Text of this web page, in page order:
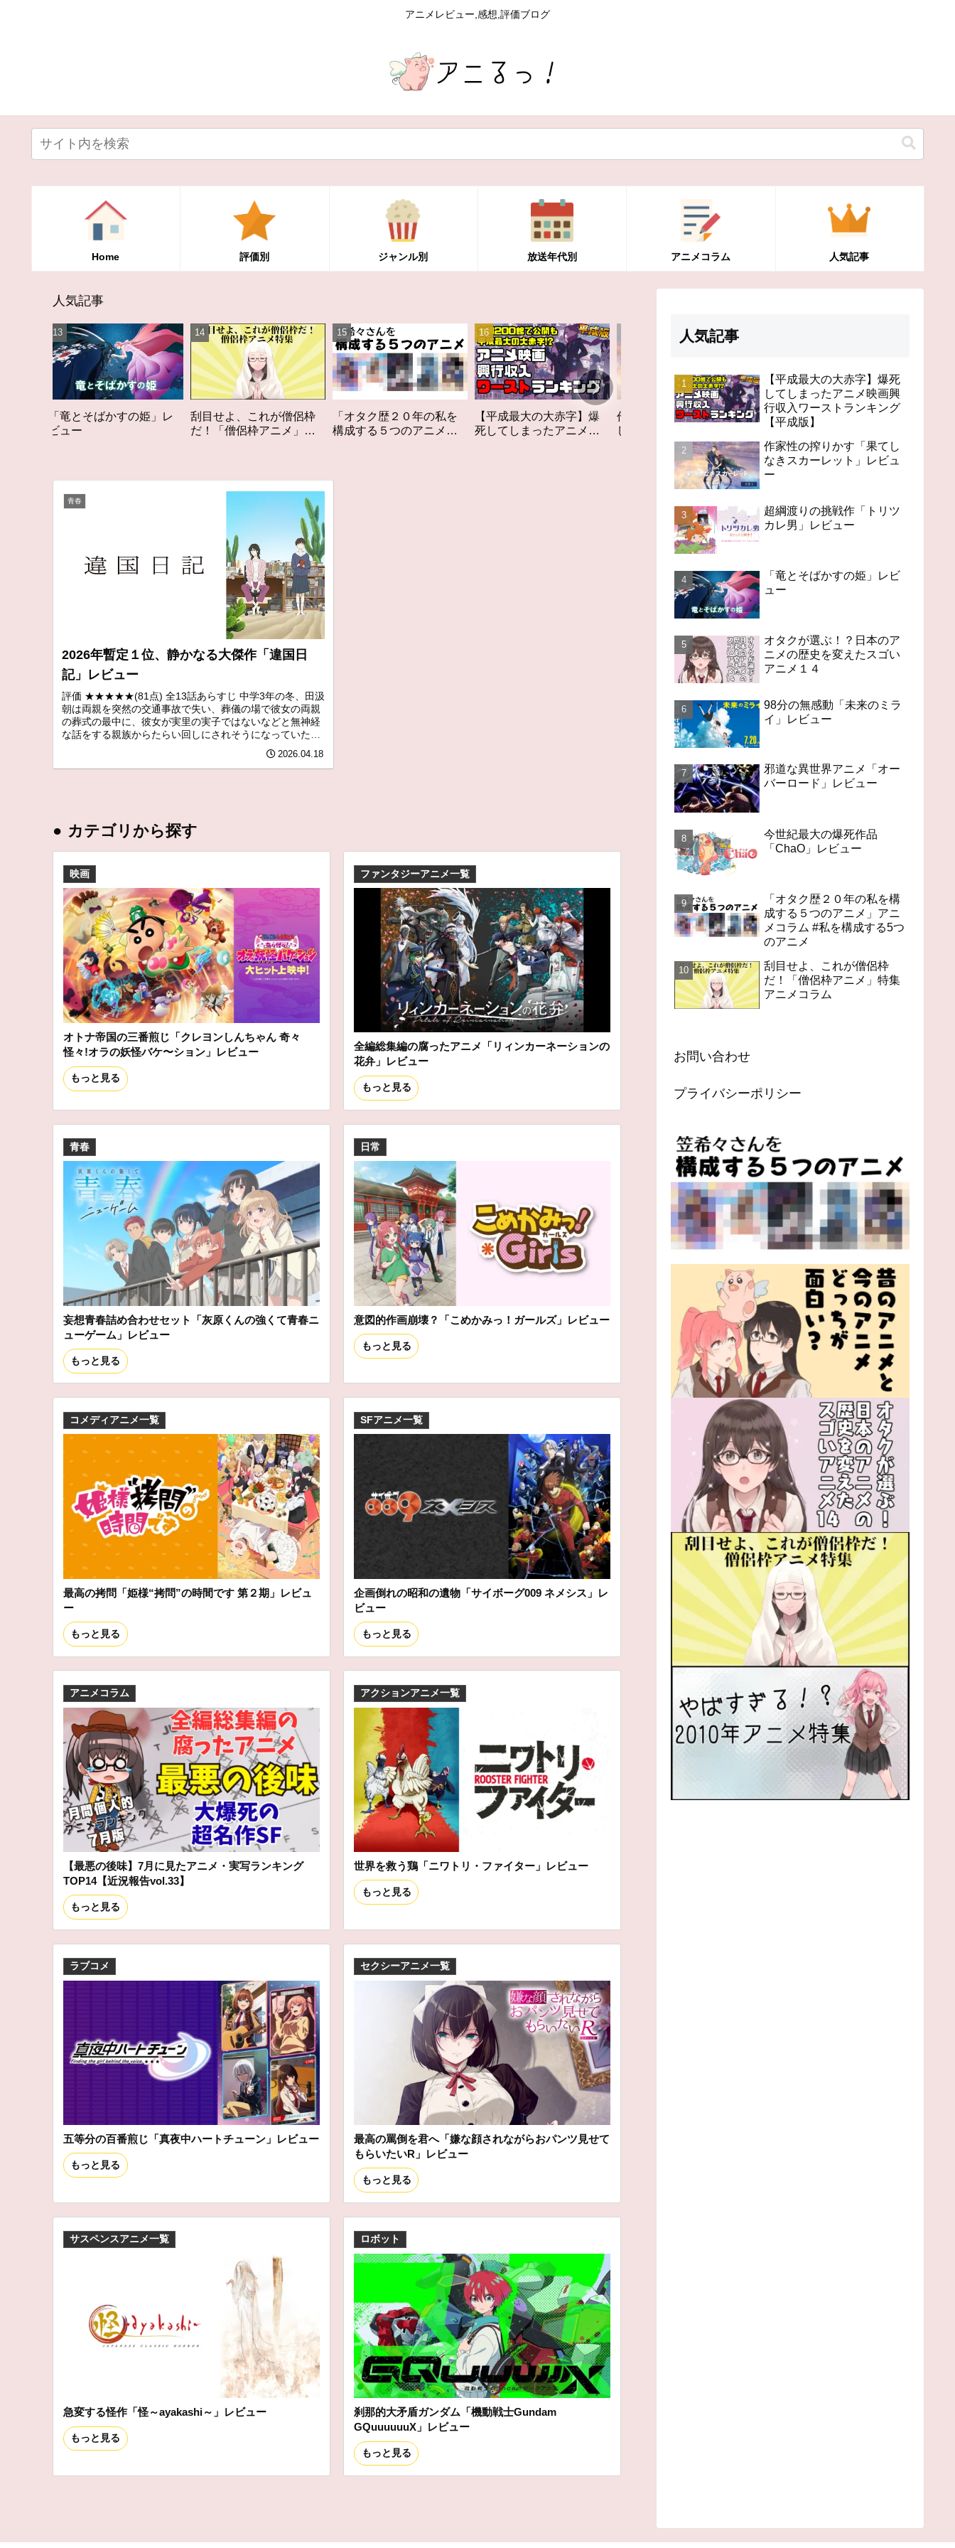
アニメレビュー,感想,評価ブログ
Home 評価別 ジャンル別 放送年代別 アニメコラム 人気記事
人気記事
刮目せよ、これが僧侶枠
だ！「僧侶枠アニメ」特
「オタク歴２０年の私を
構成する５つのアニメ」
【平成最大の大赤字】爆
死してしまったアニメ映
作家性の搾りかす「果て
しなきスカーレット」レ
98分の無感動「未来のミ
ライ」レビュー
オタクが選ぶ！？日本の
アニメの歴史を変えたス
ゴいアニメ１４
青春
2026年暫定１位、静かなる大傑作「違国日
記」レビュー
評価 ★★★★★(81点) 全13話あらすじ 中学3年の冬、田汲
朝は両親を突然の交通事故で失い、葬儀の場で彼女の両親
の葬式の最中に、彼女が実里の実子ではないなどと無神経
な話をする親族からたらい回しにされそうになっていた。
2026.04.18
● カテゴリから探す
映画
オトナ帝国の三番煎じ「クレヨンしんちゃん 奇々
怪々!オラの妖怪バケ〜ション」レビュー
もっと見る
ファンタジーアニメ一覧
全編総集編の腐ったアニメ「リィンカーネーションの
花弁」レビュー
もっと見る
青春
妄想青春詰め合わせセット「灰原くんの強くて青春ニ
ューゲーム」レビュー
もっと見る
日常
意図的作画崩壊？「こめかみっ！ガールズ」レビュー
もっと見る
コメディアニメ一覧
最高の拷問「姫様“拷問”の時間です 第２期」レビュ
ー
もっと見る
SFアニメ一覧
企画倒れの昭和の遺物「サイボーグ009 ネメシス」レ
ビュー
もっと見る
アニメコラム
【最悪の後味】7月に見たアニメ・実写ランキング
TOP14【近況報告vol.33】
もっと見る
アクションアニメ一覧
世界を救う鶏「ニワトリ・ファイター」レビュー
もっと見る
ラブコメ
五等分の百番煎じ「真夜中ハートチューン」レビュー
もっと見る
セクシーアニメ一覧
最高の罵倒を君へ「嫌な顔されながらおパンツ見せて
もらいたいR」レビュー
もっと見る
サスペンスアニメ一覧
急変する怪作「怪～ayakashi～」レビュー
もっと見る
ロボット
刹那的大矛盾ガンダム「機動戦士Gundam
GQuuuuuuX」レビュー
もっと見る
人気記事
【平成最大の大赤字】爆死
してしまったアニメ映画興
行収入ワーストランキング
【平成版】
作家性の搾りかす「果てし
なきスカーレット」レビュ
ー
超綱渡りの挑戦作「トリツ
カレ男」レビュー
「竜とそばかすの姫」レビ
ュー
オタクが選ぶ！？日本のア
ニメの歴史を変えたスゴい
アニメ１４
98分の無感動「未来のミラ
イ」レビュー
邪道な異世界アニメ「オー
バーロード」レビュー
今世紀最大の爆死作品
「ChaO」レビュー
「オタク歴２０年の私を構
成する５つのアニメ」アニ
メコラム #私を構成する5つ
のアニメ
刮目せよ、これが僧侶枠
だ！「僧侶枠アニメ」特集
アニメコラム
お問い合わせ
プライバシーポリシー